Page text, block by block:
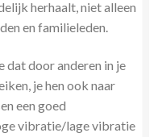
herhaalt, niet alleen
en familieleden.
dat door anderen in je
je hen ook naar
een goed
vibratie/lage vibratie